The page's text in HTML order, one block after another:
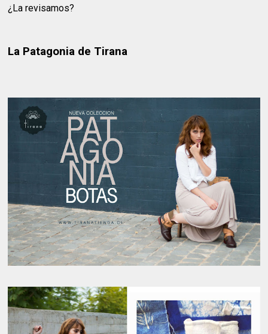
¿La revisamos?
La Patagonia de Tirana